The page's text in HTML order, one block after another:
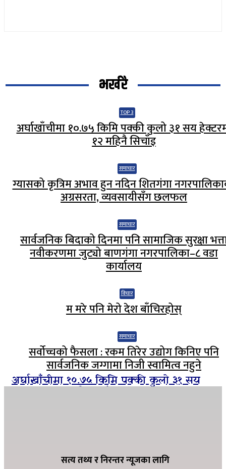
भर्खरै
TOP 3
अर्घाखाँचीमा १०.७५ किमि पक्की कुलो ३१ सय
१२ महिनै सिचाँइ
समाचार
ग्यासको कृत्रिम अभाव हुन नदिन शितगंगा
अग्रसरता, व्यवसायीसँग छलफल
समाचार
सार्वजनिक बिदाको दिनमा पनि सामाजिक सुरक्षा
नवीकरणमा जुट्यो बाणगंगा नगरपालिका–८ वडा
कार्यालय
विचार
म मरे पनि मेरो देश बाँचिरहोस्
समाचार
सर्वोच्चको फैसला : रकम तिरेर उद्योग किनिए पनि
सार्वजनिक जग्गामा निजी स्वामित्व नहुने
अर्घाखाँचीमा १०.७५ किमि पक्की कुलो ३१ सय
सत्य तथ्य र निरन्तर न्यूजका लागि